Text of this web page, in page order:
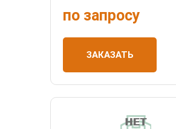
по запросу
ЗАКАЗАТЬ